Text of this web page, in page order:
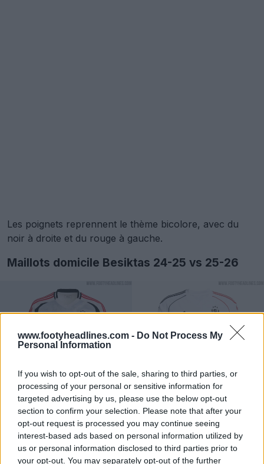
www.footyheadlines.com - Do Not Process My
Personal Information
If you wish to opt-out of the sale, sharing to third parties, or
processing of your personal or sensitive information for
targeted advertising by us, please use the below opt-out
section to confirm your selection. Please note that after your
opt-out request is processed you may continue seeing
interest-based ads based on personal information utilized by
us or personal information disclosed to third parties prior to
your opt-out. You may separately opt-out of the further
Les poignets reprennent le thème bicolore, avec du
noir à droite et du rouge à gauche.
Maillots domicile Besiktas 24-25 vs 25-26